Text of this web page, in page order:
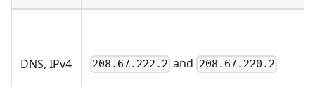
DNS, IPv4 208.67.222.2 and 208.67.220.2